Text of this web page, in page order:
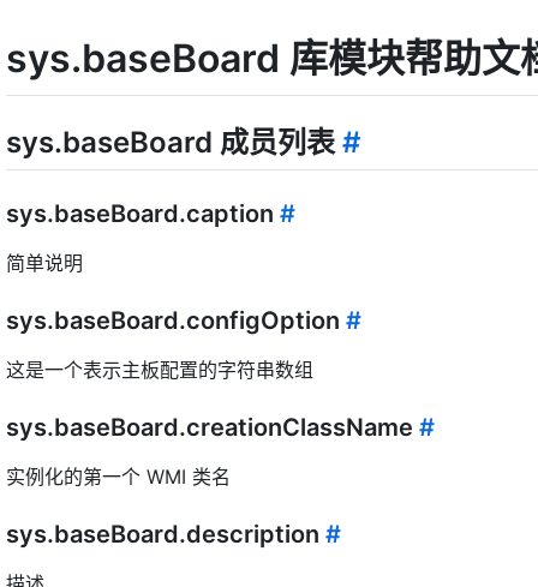
sys.baseBoard 库模块帮助文
sys.baseBoard 成员列表 #
sys.baseBoard.caption #
简单说明
sys.baseBoard.configOption #
这是一个表示主板配置的字符串数组
sys.baseBoard.creationClassName #
实例化的第一个 WMI 类名
sys.baseBoard.description #